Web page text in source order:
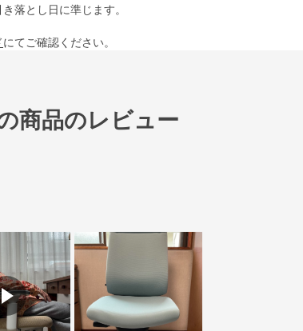
落とし日に準じます。
にてご確認ください。
商品のレビュー